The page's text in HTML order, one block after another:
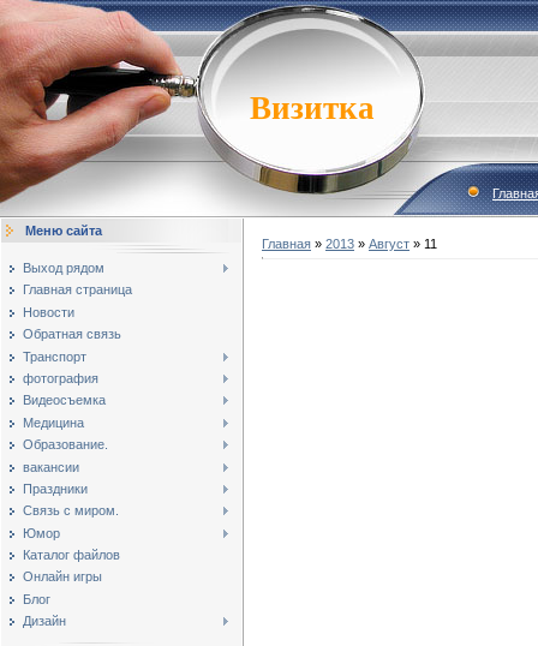
Визитка
Меню сайта
Выход рядом
Главная страница
Новости
Обратная связь
Транспорт
фотография
Видеосъемка
Медицина
Образование.
вакансии
Праздники
Связь с миром.
Юмор
Каталог файлов
Онлайн игры
Блог
Дизайн
Главная » 2013 » Август » 11